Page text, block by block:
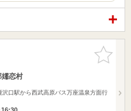
お気に入
りに追加
嬬恋村
沢口駅から西武高原バス万座温泉方面行